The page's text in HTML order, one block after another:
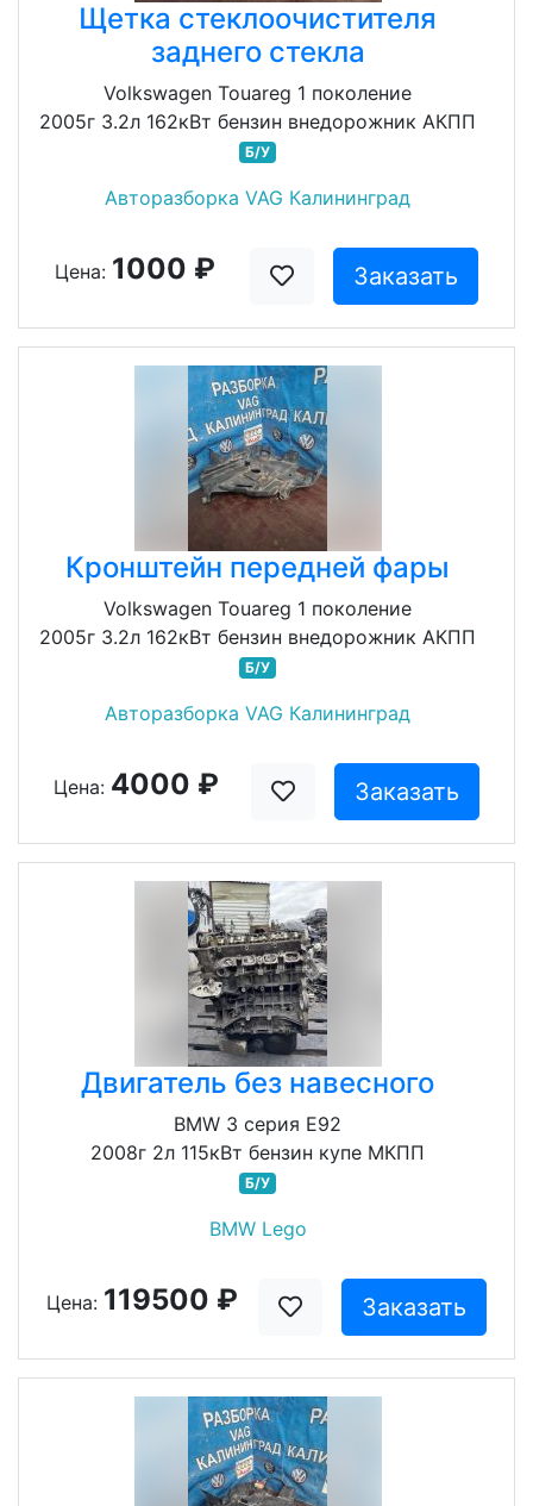
Щетка стеклоочистителя
заднего стекла
Volkswagen Touareg 1 поколение
2005г 3.2л 162кВт бензин внедорожник АКПП
Б/У
Авторазборка VAG Калининград
Цена: 1000 ₽ Заказать
Кронштейн передней фары
Volkswagen Touareg 1 поколение
2005г 3.2л 162кВт бензин внедорожник АКПП
Б/У
Авторазборка VAG Калининград
Цена: 4000 ₽ Заказать
Двигатель без навесного
BMW 3 серия E92
2008г 2л 115кВт бензин купе МКПП
Б/У
BMW Lego
Цена: 119500 ₽ Заказать